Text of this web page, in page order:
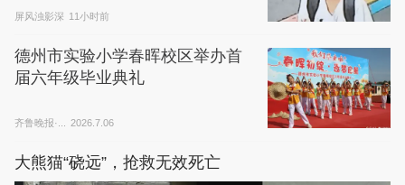
屏风浊影深 11小时前
德州市实验小学春晖校区举办首
届六年级毕业典礼
齐鲁晚报·... 2026.7.06
大熊猫“硗远”，抢救无效死亡